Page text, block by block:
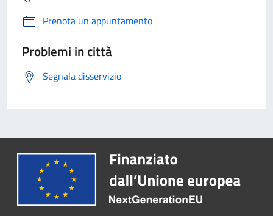
Prenota un appuntamento
Problemi in città
Segnala disservizio